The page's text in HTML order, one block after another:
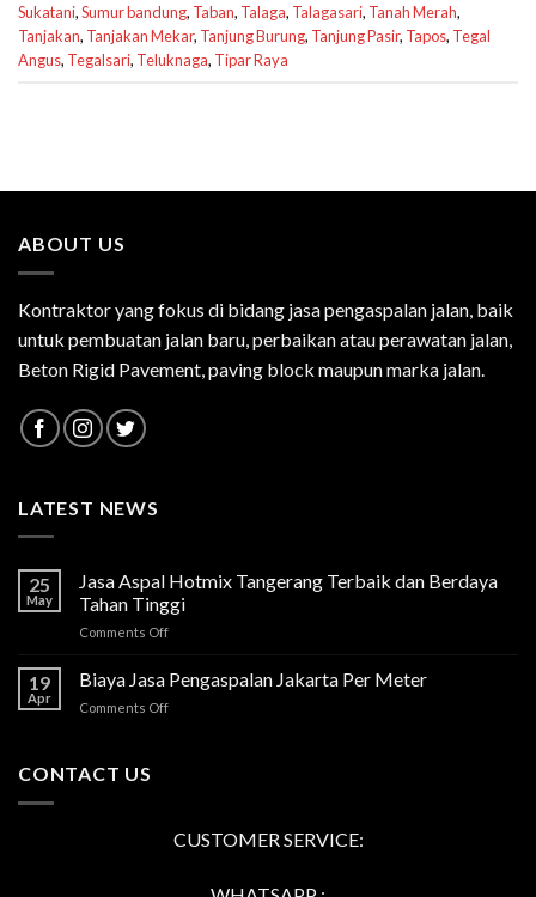
Sukatani,Sumur bandung, Taban, Talaga, Talagasari, Tanah Merah,
Tanjakan, Tanjakan Mekar, Tanjung Burung, Tanjung Pasir, Tapos, Tegal
Angus, Tegalsari, Teluknaga, Tipar Raya
ABOUT US
Kontraktor yang fokus di bidang jasa pengaspalan jalan, baik
untuk pembuatan jalan baru, perbaikan atau perawatan jalan,
Beton Rigid Pavement, paving block maupun marka jalan.
LATEST NEWS
25
May
Jasa Aspal Hotmix Tangerang Terbaik dan Berdaya
Tahan Tinggi
Comments Offon
Aspal
Hotmix
19
Apr
Biaya Jasa Pengaspalan Jakarta Per Meter
Comments Offon
CONTACT US
CUSTOMER SERVICE: